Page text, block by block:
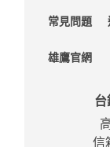
常見問題
雄鷹官網
信